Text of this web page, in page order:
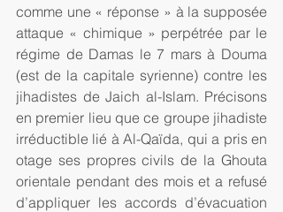
comme une « réponse » à la supposée
attaque « chimique » perpétrée par le
régime de Damas le 7 mars à Douma
(est de la capitale syrienne) contre les
jihadistes de Jaich al-Islam. Précisons
en premier lieu que ce groupe jihadiste
irréductible lié à Al-Qaïda, qui a pris en
otage ses propres civils de la Ghouta
orientale pendant des mois et a refusé
d’appliquer les accords d’évacuation